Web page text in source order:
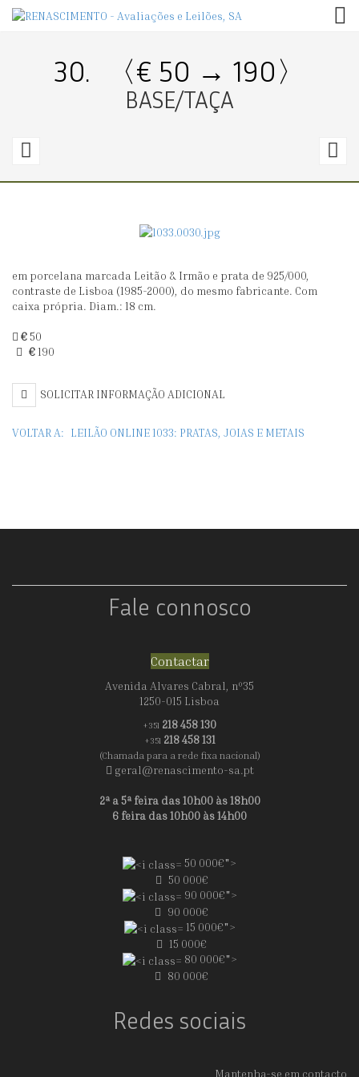
30. 〈€ 50 → 190〉
BASE/TAÇA
〈€
BASE/TAÇA
em porcelana marcada Leitão & Irmão e prata de 925/000,
contraste de Lisboa (1985-2000), do mesmo fabricante. Com
caixa própria. Diam.: 18 cm.
€50
€190
SOLICITAR INFORMAÇÃO ADICIONAL
VOLTAR A: LEILÃO ONLINE 1033: PRATAS, JOIAS E METAIS
Fale connosco
Contactar
Avenida Alvares Cabral, nº35
1250-015 Lisboa
+351 218 458 130
+351 218 458 131
(Chamada para a rede fixa nacional)
geral@renascimento-sa.pt
2ª a 5ª feira das 10h00 às 18h00
6 feira das 10h00 às 14h00
50 000€">
50 000€
90 000€">
90 000€
15 000€">
15 000€
80 000€">
80 000€
Redes sociais
Mantenha-se em contacto